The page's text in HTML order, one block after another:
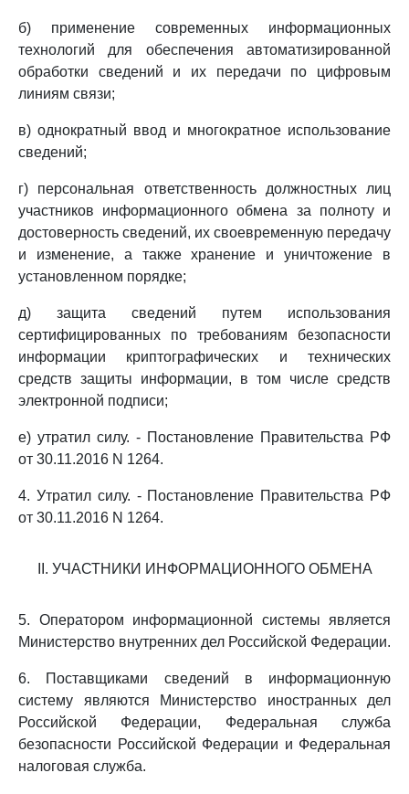
б) применение современных информационных
технологий для обеспечения автоматизированной
обработки сведений и их передачи по цифровым
линиям связи;
в) однократный ввод и многократное использование
сведений;
г) персональная ответственность должностных лиц
участников информационного обмена за полноту и
достоверность сведений, их своевременную передачу
и изменение, а также хранение и уничтожение в
установленном порядке;
д) защита сведений путем использования
сертифицированных по требованиям безопасности
информации криптографических и технических
средств защиты информации, в том числе средств
электронной подписи;
е) утратил силу. - Постановление Правительства РФ
от 30.11.2016 N 1264.
4. Утратил силу. - Постановление Правительства РФ
от 30.11.2016 N 1264.
II. УЧАСТНИКИ ИНФОРМАЦИОННОГО ОБМЕНА
5. Оператором информационной системы является
Министерство внутренних дел Российской Федерации.
6. Поставщиками сведений в информационную
систему являются Министерство иностранных дел
Российской Федерации, Федеральная служба
безопасности Российской Федерации и Федеральная
налоговая служба.